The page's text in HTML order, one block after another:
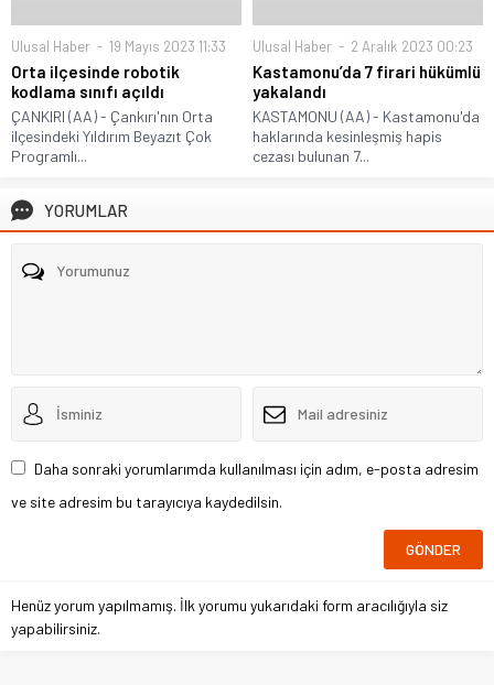
Ulusal Haber 19 Mayıs 2023 11:33
Orta ilçesinde robotik
kodlama sınıfı açıldı
ÇANKIRI (AA) - Çankırı'nın Orta
ilçesindeki Yıldırım Beyazıt Çok
Programlı...
Ulusal Haber 2 Aralık 2023 00:23
Kastamonu’da 7 firari hükümlü
yakalandı
KASTAMONU (AA) - Kastamonu'da
haklarında kesinleşmiş hapis
cezası bulunan 7...
YORUMLAR
Daha sonraki yorumlarımda kullanılması için adım, e-posta adresim
ve site adresim bu tarayıcıya kaydedilsin.
Henüz yorum yapılmamış. İlk yorumu yukarıdaki form aracılığıyla siz
yapabilirsiniz.